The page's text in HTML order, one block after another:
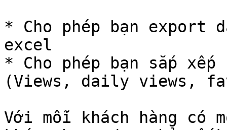
* Cho phép bạn
excel
* Cho phép bạn sắp
(Views, daily views,
Với mỗi khách hàng có